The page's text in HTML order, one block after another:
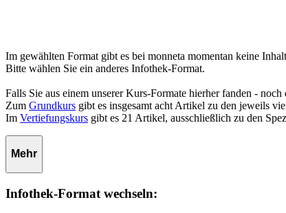
Im gewählten Format gibt es bei monneta momentan keine
Bitte wählen Sie ein anderes Infothek-Format.
Falls Sie aus einem unserer Kurs-Formate hierher fanden - noch
Zum Grundkurs gibt es insgesamt acht Artikel zu den jeweils
Im Vertiefungskurs gibt es 21 Artikel, ausschließlich zu den
Mehr
Infothek-Format wechseln: